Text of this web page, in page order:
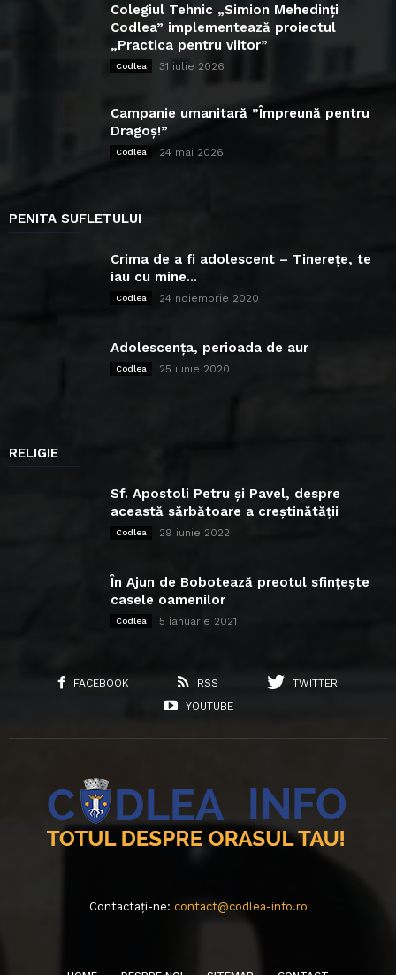
Colegiul Tehnic „Simion Mehedinți
Codlea” implementează proiectul
„Practica pentru viitor”
Codlea 31 iulie 2026
Campanie umanitară ”Împreună pentru
Dragoș!”
Codlea 24 mai 2026
PENITA SUFLETULUI
Crima de a fi adolescent – Tinerețe, te
iau cu mine...
Codlea 24 noiembrie 2020
Adolescența, perioada de aur
Codlea 25 iunie 2020
RELIGIE
Sf. Apostoli Petru și Pavel, despre
această sărbătoare a creștinătății
Codlea 29 iunie 2022
În Ajun de Bobotează preotul sfințește
casele oamenilor
Codlea 5 ianuarie 2021
FACEBOOK RSS
TWITTER
YOUTUBE
Contactați-ne: contact@codlea-info.ro